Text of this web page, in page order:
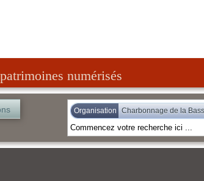
numérisés
Organisation Charbonnage de la